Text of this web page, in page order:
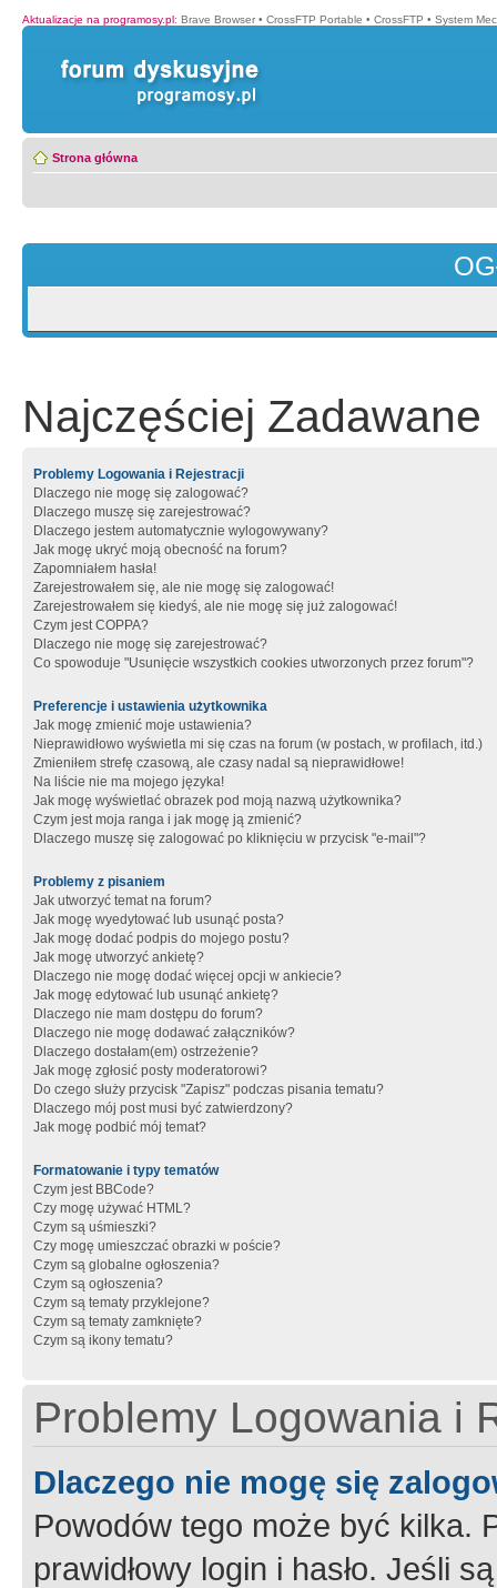
Aktualizacje na programosy.pl: Brave Browser • CrossFTP Portable • CrossFTP • System
Strona główna
Najczęściej Zadawane
Problemy Logowania i Rejestracji
Dlaczego nie mogę się zalogować?
Dlaczego muszę się zarejestrować?
Dlaczego jestem automatycznie wylogowywany?
Jak mogę ukryć moją obecność na forum?
Zapomniałem hasła!
Zarejestrowałem się, ale nie mogę się zalogować!
Zarejestrowałem się kiedyś, ale nie mogę się już zalogować!
Czym jest COPPA?
Dlaczego nie mogę się zarejestrować?
Co spowoduje "Usunięcie wszystkich cookies utworzonych przez forum"?
Preferencje i ustawienia użytkownika
Jak mogę zmienić moje ustawienia?
Nieprawidłowo wyświetla mi się czas na forum (w postach, w profilach, itd.)
Zmieniłem strefę czasową, ale czasy nadal są nieprawidłowe!
Na liście nie ma mojego języka!
Jak mogę wyświetlać obrazek pod moją nazwą użytkownika?
Czym jest moja ranga i jak mogę ją zmienić?
Dlaczego muszę się zalogować po kliknięciu w przycisk "e-mail"?
Problemy z pisaniem
Jak utworzyć temat na forum?
Jak mogę wyedytować lub usunąć posta?
Jak mogę dodać podpis do mojego postu?
Jak mogę utworzyć ankietę?
Dlaczego nie mogę dodać więcej opcji w ankiecie?
Jak mogę edytować lub usunąć ankietę?
Dlaczego nie mam dostępu do forum?
Dlaczego nie mogę dodawać załączników?
Dlaczego dostałam(em) ostrzeżenie?
Jak mogę zgłosić posty moderatorowi?
Do czego służy przycisk "Zapisz" podczas pisania tematu?
Dlaczego mój post musi być zatwierdzony?
Jak mogę podbić mój temat?
Formatowanie i typy tematów
Czym jest BBCode?
Czy mogę używać HTML?
Czym są uśmieszki?
Czy mogę umieszczać obrazki w poście?
Czym są globalne ogłoszenia?
Czym są ogłoszenia?
Czym są tematy przyklejone?
Czym są tematy zamknięte?
Czym są ikony tematu?
Problemy Logowania i
Dlaczego nie mogę się
Powodów tego może być kilka.
prawidłowy login i hasło. Jeśli